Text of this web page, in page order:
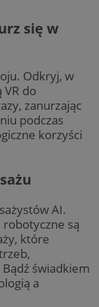
się w
Odkryj, w
do
zanurzając
podczas
korzyści
AI.
są
które
świadkiem
a